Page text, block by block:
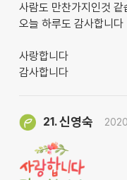
사람도 만찬가지인것 같
오늘 하루도 감사합니다
사랑합니다
감사합니다
21.신영숙